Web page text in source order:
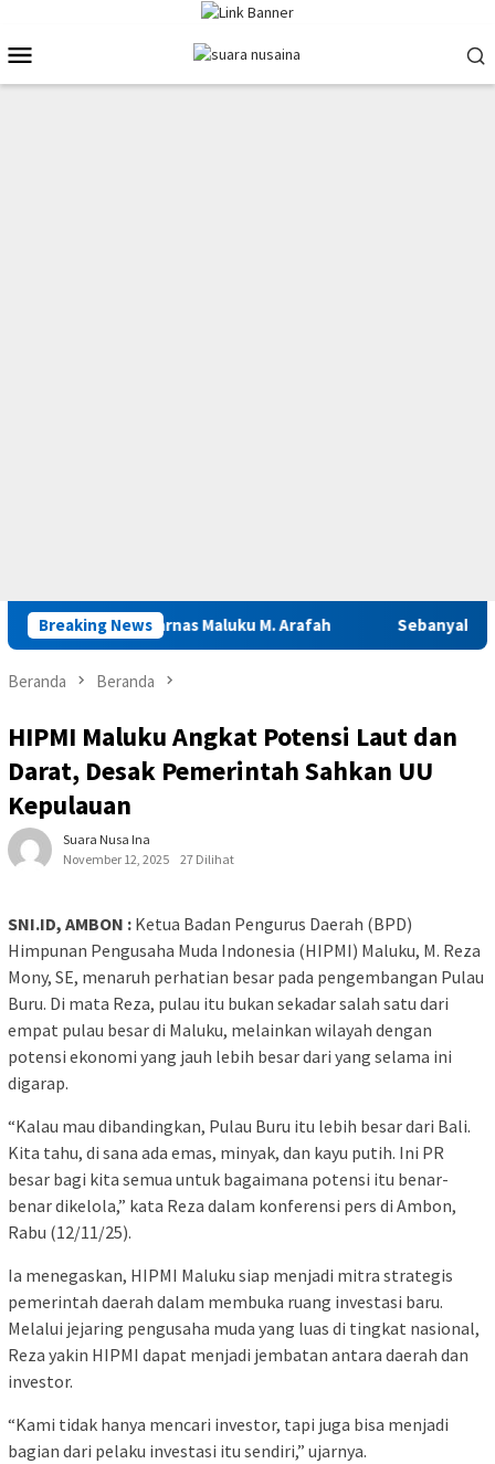
konten
Mobile
Breaking News
Kepala Basarnas Maluku M. Arafah Sebanyak 922
Beranda Beranda
HIPMI Maluku Angkat Potensi Laut dan
Darat, Desak Pemerintah Sahkan UU
Kepulauan
Suara Nusa Ina
November 12, 2025
27 Dilihat
SNI.ID, AMBON : Ketua Badan Pengurus Daerah (BPD)
Himpunan Pengusaha Muda Indonesia (HIPMI) Maluku, M. Reza
Mony, SE, menaruh perhatian besar pada pengembangan Pulau
Buru. Di mata Reza, pulau itu bukan sekadar salah satu dari
empat pulau besar di Maluku, melainkan wilayah dengan
potensi ekonomi yang jauh lebih besar dari yang selama ini
digarap.
“Kalau mau dibandingkan, Pulau Buru itu lebih besar dari Bali.
Kita tahu, di sana ada emas, minyak, dan kayu putih. Ini PR
besar bagi kita semua untuk bagaimana potensi itu benar-
benar dikelola,” kata Reza dalam konferensi pers di Ambon,
Rabu (12/11/25).
Ia menegaskan, HIPMI Maluku siap menjadi mitra strategis
pemerintah daerah dalam membuka ruang investasi baru.
Melalui jejaring pengusaha muda yang luas di tingkat nasional,
Reza yakin HIPMI dapat menjadi jembatan antara daerah dan
investor.
“Kami tidak hanya mencari investor, tapi juga bisa menjadi
bagian dari pelaku investasi itu sendiri,” ujarnya.